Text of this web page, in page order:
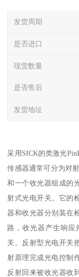
发货周期
是否进口
现货数量
是否售后
发货地址
采用SICK的类激光
传感器通常可分为对
和一个收光器组成的
射式光电开关。它的
器和收光器分别装在
路，收光器产生响应
关。反射型光电开关
射原理完成光电控制
反射回来被收光器收